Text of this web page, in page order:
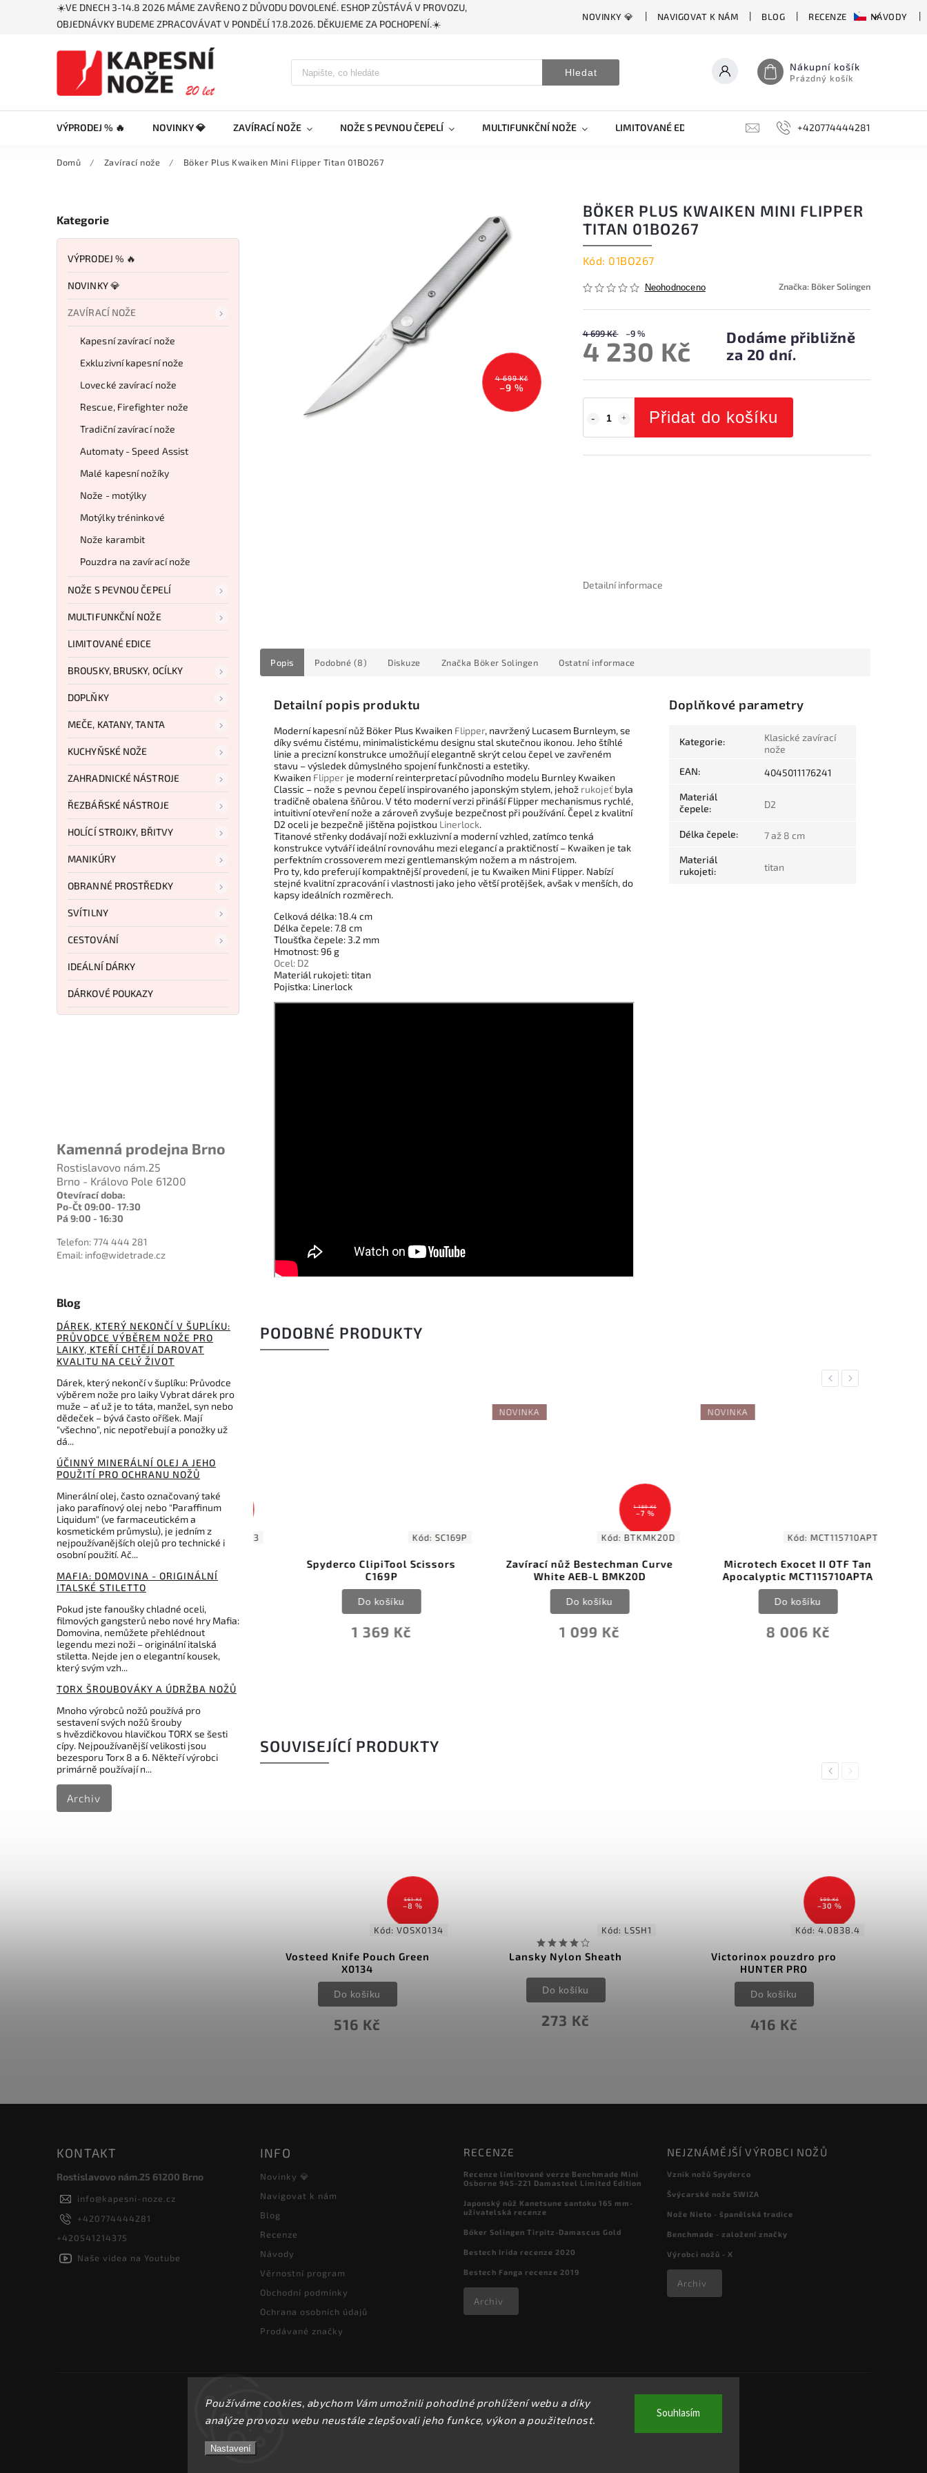
Používáme cookies, abychom Vám umožnili pohodlné prohlížení webu a díky
analýze provozu webu neustále zlepšovali jeho funkce, výkon a použitelnost.
Nastavení
Souhlasím
☀️VE DNECH 3-14.8 2026 MÁME ZAVŘENO Z DŮVODU DOVOLENÉ. ESHOP ZŮSTÁVÁ V PROVOZU,
OBJEDNÁVKY BUDEME ZPRACOVÁVAT V PONDĚLÍ 17.8.2026. DĚKUJEME ZA POCHOPENÍ.☀️
NOVINKY 💎 NAVIGOVAT K NÁM BLOG RECENZE NÁVODY
Hledat Nákupní košík
Prázdný košík
VÝPRODEJ % 🔥 NOVINKY 💎 ZAVÍRACÍ NOŽE NOŽE S PEVNOU ČEPELÍ MULTIFUNKČNÍ NOŽE LIMITOVANÉ EDICE BROUSKY, BRUSKY, OCÍLKY
+420774444281
Domů / Zavírací nože / Böker Plus Kwaiken Mini Flipper Titan 01BO267
Kategorie
VÝPRODEJ % 🔥
NOVINKY 💎
ZAVÍRACÍ NOŽE
Kapesní zavírací nože
Exkluzivní kapesní nože
Lovecké zavírací nože
Rescue, Firefighter nože
Tradiční zavírací nože
Automaty - Speed Assist
Malé kapesní nožíky
Nože - motýlky
Motýlky tréninkové
Nože karambit
Pouzdra na zavírací nože
NOŽE S PEVNOU ČEPELÍ
MULTIFUNKČNÍ NOŽE
LIMITOVANÉ EDICE
BROUSKY, BRUSKY, OCÍLKY
DOPLŇKY
MEČE, KATANY, TANTA
KUCHYŇSKÉ NOŽE
ZAHRADNICKÉ NÁSTROJE
ŘEZBÁŘSKÉ NÁSTROJE
HOLÍCÍ STROJKY, BŘITVY
MANIKÚRY
OBRANNÉ PROSTŘEDKY
SVÍTILNY
CESTOVÁNÍ
IDEÁLNÍ DÁRKY
DÁRKOVÉ POUKAZY
Kamenná prodejna Brno
Rostislavovo nám.25
Brno - Královo Pole 61200
Otevírací doba:
Po-Čt 09:00- 17:30
Pá 9:00 - 16:30
Telefon: 774 444 281
Email: info@widetrade.cz
Blog
DÁREK, KTERÝ NEKONČÍ V ŠUPLÍKU:
PRŮVODCE VÝBĚREM NOŽE PRO
LAIKY, KTEŘÍ CHTĚJÍ DAROVAT
KVALITU NA CELÝ ŽIVOT
Dárek, který nekončí v šuplíku: Průvodce
výběrem nože pro laiky Vybrat dárek pro
muže – ať už je to táta, manžel, syn nebo
dědeček – bývá často oříšek. Mají
"všechno", nic nepotřebují a ponožky už
dá...
ÚČINNÝ MINERÁLNÍ OLEJ A JEHO
POUŽITÍ PRO OCHRANU NOŽŮ
Minerální olej, často označovaný také
jako parafínový olej nebo "Paraffinum
Liquidum" (ve farmaceutickém a
kosmetickém průmyslu), je jedním z
nejpoužívanějších olejů pro technické i
osobní použití. Ač...
MAFIA: DOMOVINA - ORIGINÁLNÍ
ITALSKÉ STILETTO
Pokud jste fanoušky chladné oceli,
filmových gangsterů nebo nové hry Mafia:
Domovina, nemůžete přehlédnout
legendu mezi noži – originální italská
stiletta. Nejde jen o elegantní kousek,
který svým vzh...
TORX ŠROUBOVÁKY A ÚDRŽBA NOŽŮ
Mnoho výrobců nožů používá pro
sestavení svých nožů šrouby
s hvězdičkovou hlavičkou TORX se šesti
cípy. Nejpoužívanější velikosti jsou
bezesporu Torx 8 a 6. Někteří výrobci
primárně používají n...
Archiv
4 699 Kč
–9 %
BÖKER PLUS KWAIKEN MINI FLIPPER
TITAN 01BO267
Kód: 01BO267
Neohodnoceno Značka: Böker Solingen
4 699 Kč –9 %
4 230 Kč
Dodáme přibližně
za 20 dní.
Přidat do košíku
Detailní informace
Popis Podobné (8) Diskuze Značka Böker Solingen Ostatní informace
Detailní popis produktu
Moderní kapesní nůž Böker Plus Kwaiken Flipper, navržený Lucasem Burnleym, se
díky svému čistému, minimalistickému designu stal skutečnou ikonou. Jeho štíhlé
linie a precizní konstrukce umožňují elegantně skrýt celou čepel ve zavřeném
stavu – výsledek důmyslného spojení funkčnosti a estetiky.
Kwaiken Flipper je moderní reinterpretací původního modelu Burnley Kwaiken
Classic – nože s pevnou čepelí inspirovaného japonským stylem, jehož rukojeť byla
tradičně obalena šňůrou. V této moderní verzi přináší Flipper mechanismus rychlé,
intuitivní otevření nože a zároveň zvyšuje bezpečnost při používání. Čepel z kvalitní
D2 oceli je bezpečně jištěna pojistkou Linerlock.
Titanové střenky dodávají noži exkluzivní a moderní vzhled, zatímco tenká
konstrukce vytváří ideální rovnováhu mezi elegancí a praktičností – Kwaiken je tak
perfektním crossoverem mezi gentlemanským nožem a m nástrojem.
Pro ty, kdo preferují kompaktnější provedení, je tu Kwaiken Mini Flipper. Nabízí
stejné kvalitní zpracování i vlastnosti jako jeho větší protějšek, avšak v menších, do
kapsy ideálních rozměrech.
Celková délka: 18.4 cm
Délka čepele: 7.8 cm
Tloušťka čepele: 3.2 mm
Hmotnost: 96 g
Ocel: D2
Materiál rukojeti: titan
Pojistka: Linerlock
Doplňkové parametry
Kategorie:
Klasické zavírací
nože
EAN: 4045011176241
Materiál
čepele: D2
Délka čepele: 7 až 8 cm
Materiál
rukojeti: titan
PODOBNÉ PRODUKTY
Previous
NOVINKA
1 099 Kč
–9 %
Kód:169123
Opinel N°10 Corkscrew - nůž s
vývrtkou a pouzdrem -
dárkové balení
999 Kč
Do košíku
SC169P
Spyderco ClipiTool Scissors
C169P
1 369 Kč
Do košíku
NOVINKA
1 189 Kč
–7 %
BTKMK20D
Zavírací nůž Bestechman Curve
White AEB-L BMK20D
1 099 Kč
Do košíku
NOVINKA
MCT115710APTA
Microtech Exocet II OTF Tan
Apocalyptic MCT115710APTA
8 006 Kč
Do košíku
Next
SOUVISEJÍCÍ PRODUKTY
Previous
561 Kč
–8 %
Kód: VOSX0134
Vosteed Knife Pouch Green
X0134
516 Kč
Do košíku
Kód: LSSH1
Lansky Nylon Sheath
273 Kč
Do košíku
599 Kč
–30 %
Kód: 4.0838.4
Victorinox pouzdro pro
HUNTER PRO
416 Kč
Do košíku
Next
KONTAKT
Rostislavovo nám.25 61200 Brno
info@kapesni-noze.cz
+420774444281
+420541214375
Naše videa na Youtube
INFO
Novinky 💎
Navigovat k nám
Blog
Recenze
Návody
Věrnostní program
Obchodní podmínky
Ochrana osobních údajů
Prodávané značky
RECENZE
Recenze limitované verze Benchmade Mini
Osborne 945-221 Damasteel Limited Edition
Japonský nůž Kanetsune santoku 165 mm-
uživatelská recenze
Böker Solingen Tirpitz-Damascus Gold
Bestech Irida recenze 2020
Bestech Fanga recenze 2019
Archiv
NEJZNÁMĚJŠÍ VÝROBCI NOŽŮ
Vznik nožů Spyderco
Švýcarské nože SWIZA
Nože Nieto - španělská tradice
Benchmade - založení značky
Výrobci nožů - X
Archiv
Copyright 2026kapesni-noze.cz . Všechna práva vyhrazena.
Upravit nastavení cookies